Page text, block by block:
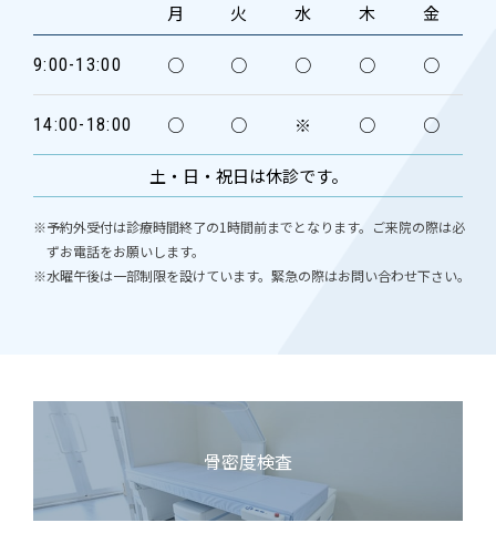
月 火 水 木 金
9:00-13:00 ○ ○ ○ ○ ○
14:00-18:00 ○ ○ ※ ○ ○
土・日・祝日は休診です。
※予約外受付は診療時間終了の1時間前までとなります。ご来院の際は必
ずお電話をお願いします。
※水曜午後は一部制限を設けています。緊急の際はお問い合わせ下さい。
骨密度検査